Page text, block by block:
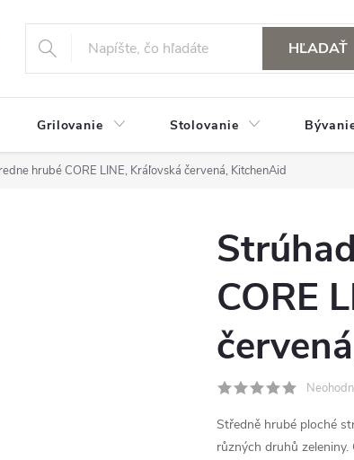
HĽADAŤ
Grilovanie Stolovanie
hrubé CORE LINE, Kráľovská červená, KitchenAid
CORE
Středně hrubé ploché
různých druhů